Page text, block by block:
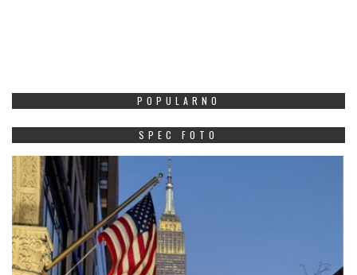
POPULARNO
SPEC FOTO